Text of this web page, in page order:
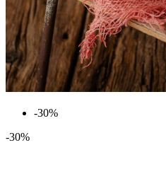
-30%
-30%